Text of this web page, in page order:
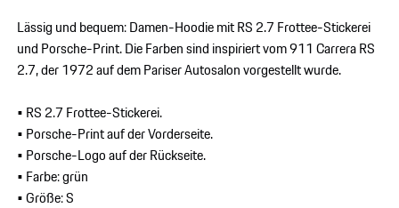
Lässig und bequem: Damen-Hoodie mit RS 2.7 Frottee-Stickerei
und Porsche-Print. Die Farben sind inspiriert vom 911 Carrera RS
2.7, der 1972 auf dem Pariser Autosalon vorgestellt wurde.
• RS 2.7 Frottee-Stickerei.
• Porsche-Print auf der Vorderseite.
• Porsche-Logo auf der Rückseite.
• Farbe: grün
• Größe: S